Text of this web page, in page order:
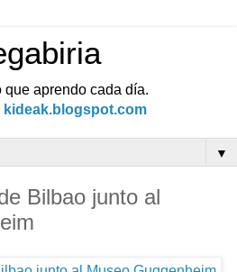
aprendo cada día.
kideak.blogspot.com
▼
Bilbao junto al